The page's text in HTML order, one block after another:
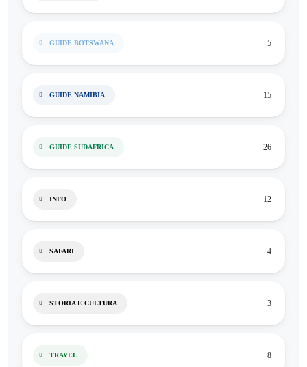
GUIDE BOTSWANA 5
GUIDE NAMIBIA 15
GUIDE SUDAFRICA 26
INFO 12
SAFARI 4
STORIA E CULTURA 3
TRAVEL 8